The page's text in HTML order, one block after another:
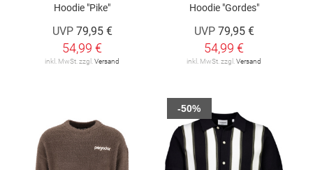
Hoodie "Pike"
UVP 79,95 €
54,99 €
inkl. MwSt. zzgl.Versand
Hoodie "Gordes"
UVP 79,95 €
54,99 €
inkl. MwSt. zzgl.Versand
-50%